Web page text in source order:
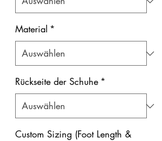
Material *
Rückseite der Schuhe *
Custom Sizing (Foot Length &